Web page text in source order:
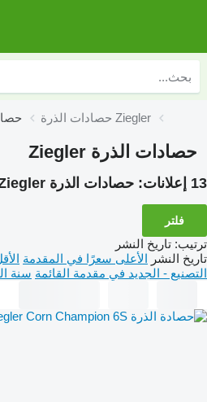
حصادات الذرة Ziegler
حصادات الذرة Ziegler
13 إعلانات: حصادات الذرة Ziegler
فلتر
ترتيب: تاريخ النشر
تاريخ النشر الأعلى سعرًا في المقدمة
التصنيع - الجديد في مقدمة القائمة سنة